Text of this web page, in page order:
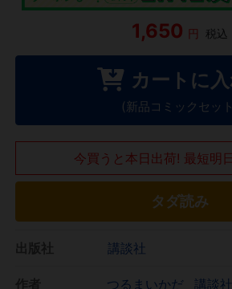
1,650 円 税込
カートに
(新品コミックセッ
今買うと本日出荷! 最短明
タダ読み
講談社
つるまいかだ 講談社